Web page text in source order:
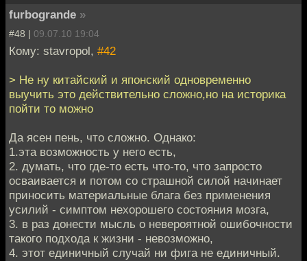
furbogrande »
#48 | 09.07.10 19:04
Кому: stavropol, #42
> Не ну китайский и японский одновременно
выучить это действительно сложно,но на историка
пойти то можно
Да ясен пень, что сложно. Однако:
1.эта возможность у него есть,
2. думать, что где-то есть что-то, что запросто
осваивается и потом со страшной силой начинает
приносить материальные блага без применения
усилий - симптом нехорошего состояния мозга,
3. в раз донести мысль о невероятной ошибочности
такого подхода к жизни - невозможно,
4. этот единичный случай ни фига не единичный.